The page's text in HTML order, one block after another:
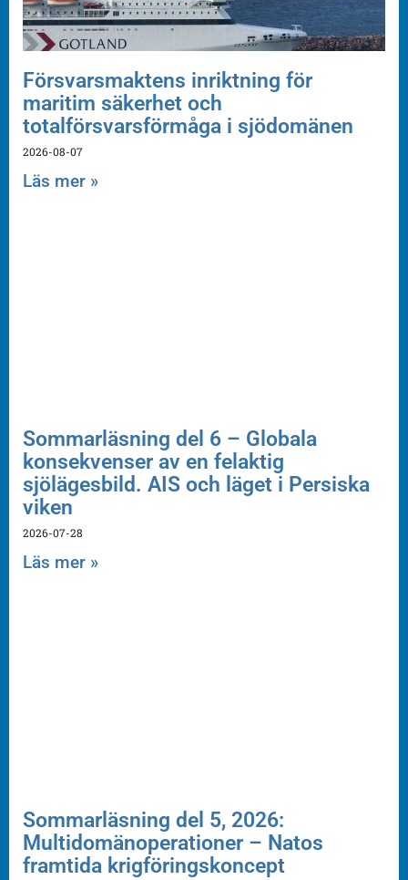
Försvarsmaktens inriktning för
maritim säkerhet och
totalförsvarsförmåga i sjödomänen
2026-08-07
Läs mer »
Sommarläsning del 6 – Globala
konsekvenser av en felaktig
sjölägesbild. AIS och läget i Persiska
viken
2026-07-28
Läs mer »
Sommarläsning del 5, 2026:
Multidomänoperationer – Natos
framtida krigföringskoncept